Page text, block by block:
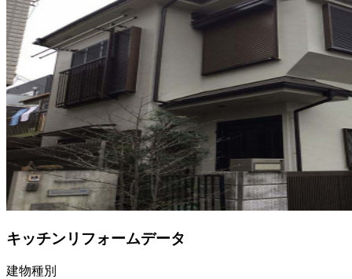
キッチンリフォームデータ
建物種別